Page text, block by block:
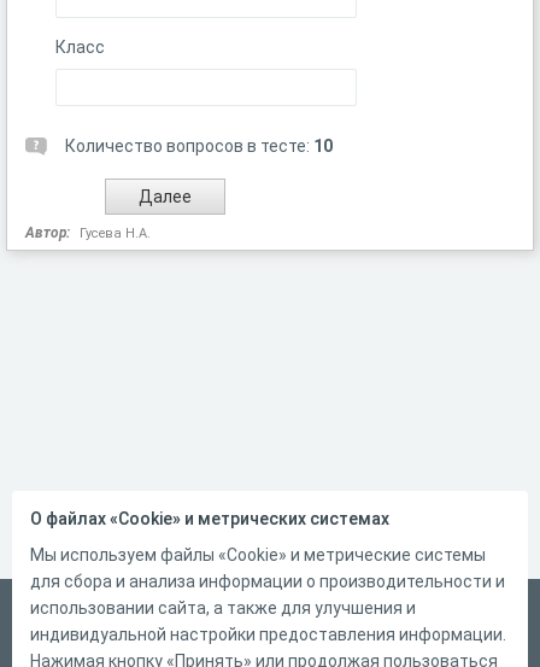
Класс
Количество вопросов в тесте: 10
Автор: Гусева Н.А.
Русский
Справка
О файлах «Cookie» и метрических системах
Мы используем файлы «Cookie» и метрические системы
для сбора и анализа информации о производительности и
использовании сайта, а также для улучшения и
индивидуальной настройки предоставления информации.
Нажимая кнопку «Принять» или продолжая пользоваться